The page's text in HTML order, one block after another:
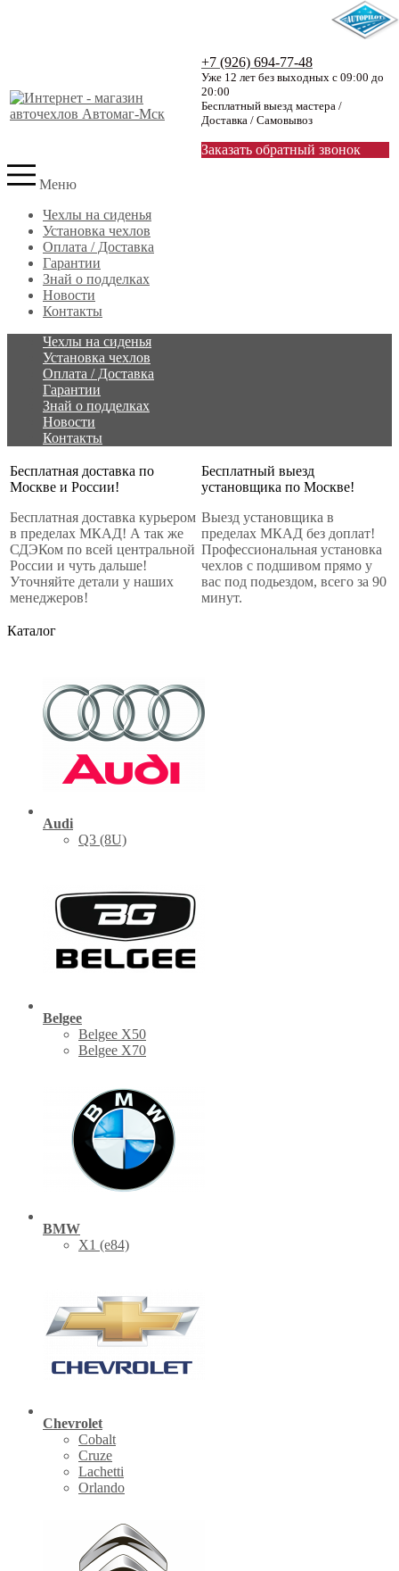
+7 (926) 694-77-48
Уже 12 лет без выходных с 09:00 до
20:00
Бесплатный выезд мастера /
Доставка / Самовывоз
Заказать обратный звонок
Меню
Чехлы на сиденья
Установка чехлов
Оплата / Доставка
Гарантии
Знай о подделках
Новости
Контакты
Чехлы на сиденья
Установка чехлов
Оплата / Доставка
Гарантии
Знай о подделках
Новости
Контакты
Бесплатная доставка по
Москве и России!
Бесплатная доставка курьером
в пределах МКАД! А так же
СДЭКом по всей центральной
России и чуть дальше!
Уточняйте детали у наших
менеджеров!
Бесплатный выезд
установщика по Москве!
Выезд установщика в
пределах МКАД без доплат!
Профессиональная установка
чехлов с подшивом прямо у
вас под подьездом, всего за 90
минут.
Каталог
Audi
Q3 (8U)
Belgee
Belgee X50
Belgee X70
BMW
X1 (е84)
Chevrolet
Cobalt
Cruze
Lachetti
Orlando